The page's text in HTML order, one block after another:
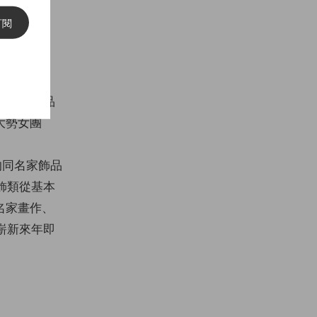
選物，品
勢女團
名家飾品
類從基本
畫作、
新來年即